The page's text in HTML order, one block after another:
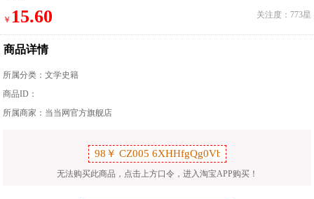
￥ 15.60 关注度：773星
商品详情
所属分类：文学史籍
商品ID：
所属商家：当当网官方旗舰店
无法购买此商品，点击上方口令，进入淘宝APP购买！